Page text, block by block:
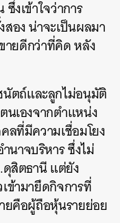
งเข้าใจว่าการ
อง น่าจะเป็นผลมา
ายดีกว่าที่คิด หลัง
นัตถ์และลูกไม่อนุมัติ
นเองจากตำแหน่ง
ลที่มีความเชื่อมโยง
าจบริหาร ซึ่งไม่
สิตธานี แต่ยัง
ข้ามายึดกิจการที่
ยคือผู้ถือหุ้นรายย่อย